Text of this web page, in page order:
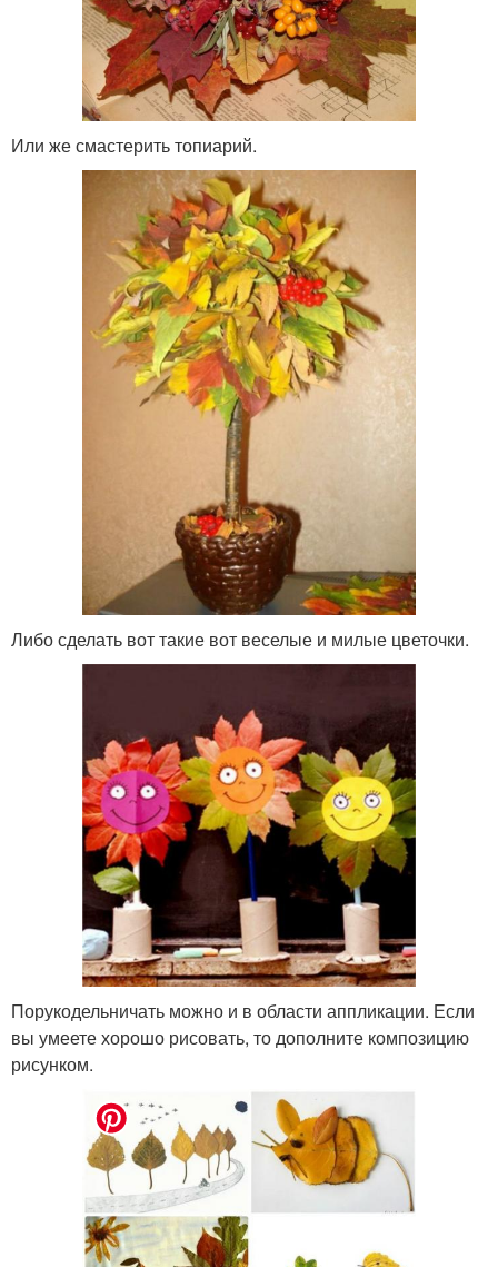
Или же смастерить топиарий.
Либо сделать вот такие вот веселые и милые цветочки.
Порукодельничать можно и в области аппликации. Если
вы умеете хорошо рисовать, то дополните композицию
рисунком.